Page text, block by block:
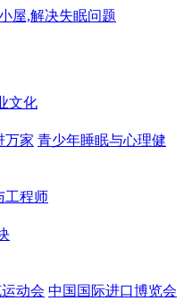
文化
万家 青少年睡眠与心理健
工程师
动会 中国国际进口博览会